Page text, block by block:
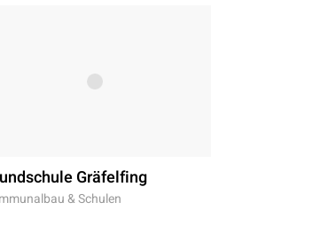
Gräfelfing
& Schulen